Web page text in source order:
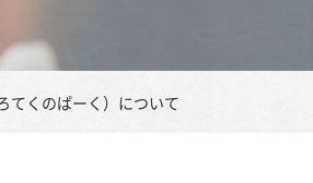
てくのぱーく）について